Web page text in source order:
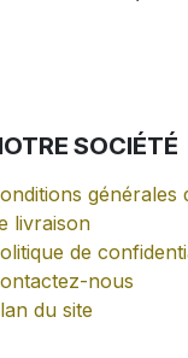
SOCIÉTÉ
générales
livraison
de
nous
du site